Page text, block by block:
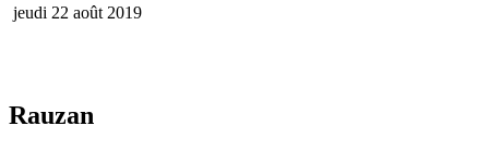
jeudi 22 août 2019
Rauzan